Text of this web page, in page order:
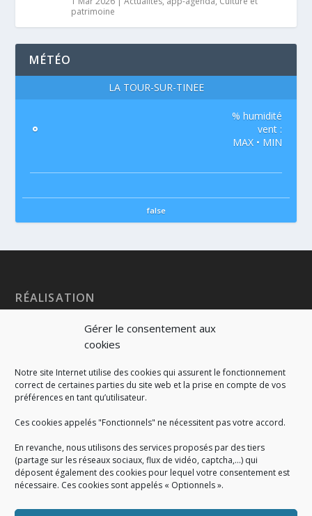
Gérer le consentement aux
cookies
Notre site Internet utilise des cookies qui assurent le fonctionnement
correct de certaines parties du site web et la prise en compte de vos
préférences en tant qu’utilisateur.
Ces cookies appelés "Fonctionnels" ne nécessitent pas votre accord.
En revanche, nous utilisons des services proposés par des tiers
(partage sur les réseaux sociaux, flux de vidéo, captcha,...) qui
déposent également des cookies pour lequel votre consentement est
nécessaire. Ces cookies sont appelés « Optionnels ».
patrimoine
MÉTÉO
LA TOUR-SUR-TINÉE
°
% humidité
vent :
MAX • MIN
false
RÉALISATION